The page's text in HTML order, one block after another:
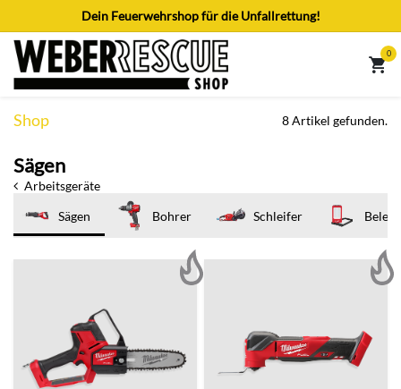
Zum Inhalt springenDein Feuerwehrshop für die Unfallrettung!
0
Shop 8 Artikel gefunden.
Sägen
Arbeitsgeräte
Sägen
Bohrer Schleifer